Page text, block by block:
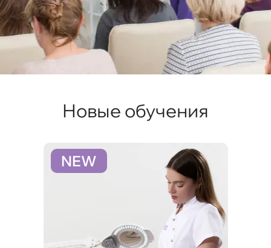
Новые обучения
NEW